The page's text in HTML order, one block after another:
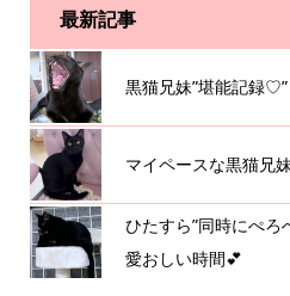
最新記事
黒猫兄妹”堪能記録♡”
マイペースな黒猫兄
ひたすら”同時にぺろ
愛おしい時間💕